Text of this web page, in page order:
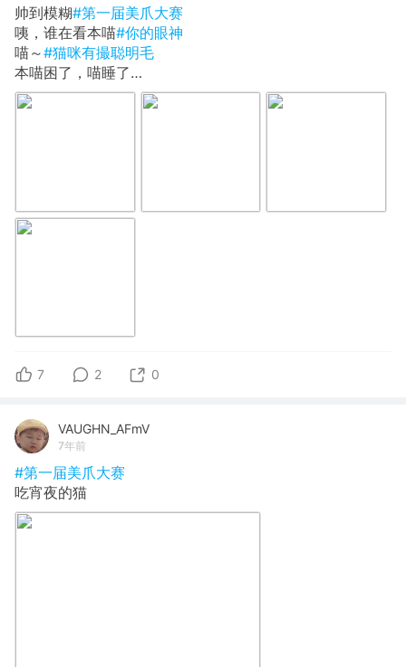
帅到模糊#第一届美爪大赛
咦，谁在看本喵#你的眼神
喵～#猫咪有撮聪明毛
本喵困了，喵睡了…
7 2 0
VAUGHN_AFmV
7年前
#第一届美爪大赛
吃宵夜的猫